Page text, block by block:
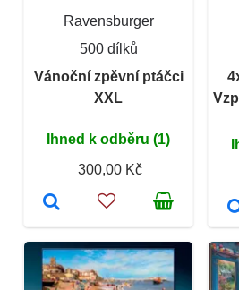
Ravensburger
500 dílků
Vánoční zpěvní ptáčci
XXL
Ihned k odběru (1)
300,00 Kč